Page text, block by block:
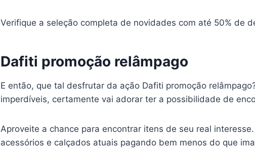
Verifique a seleção completa de novidades com até 50% de
Dafiti promoção relâmpago
E então, que tal desfrutar da ação Dafiti promoção
imperdíveis, certamente vai adorar ter a possibilidade de
Aproveite a chance para encontrar itens de seu real
acessórios e calçados atuais pagando bem menos do que